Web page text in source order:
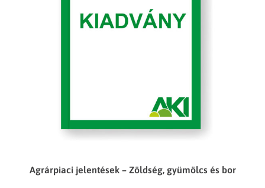
Agrárpiaci jelentések – Zöldség, gyümölcs és bor